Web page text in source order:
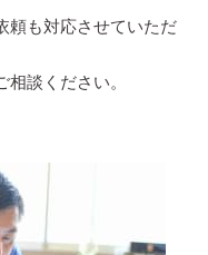
頼も対応させていただ
談ください。